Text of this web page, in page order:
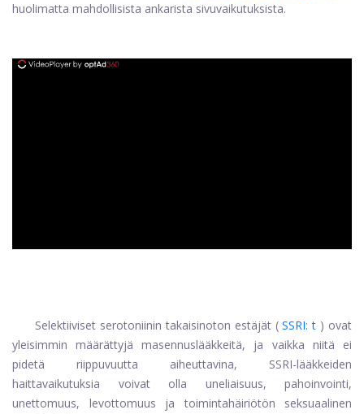
huolimatta mahdollisista ankarista sivuvaikutuksista.
Selektiiviset serotoniinin takaisinoton estäjät ( SSRI: t ) ovat
yleisimmin määrättyjä masennuslääkkeitä, ja vaikka niitä ei
pidetä riippuvuutta aiheuttavina, SSRI-lääkkeiden
haittavaikutuksia voivat olla uneliaisuus, pahoinvointi,
unettomuus, levottomuus ja toimintahäiriötön seksuaalinen